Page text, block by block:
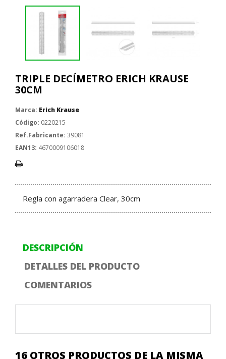
TRIPLE DECÍMETRO ERICH KRAUSE
30CM
Marca: Erich Krause
Código: 0220215
Ref.Fabricante: 39081
EAN13: 4670009106018
Regla con agarradera Clear, 30cm
DESCRIPCIÓN
DETALLES DEL PRODUCTO
COMENTARIOS
16 OTROS PRODUCTOS DE LA MISMA